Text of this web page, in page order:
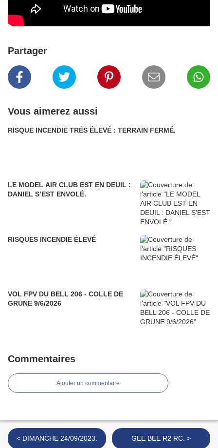
Partager
Vous aimerez aussi
RISQUE INCENDIE TRÉS ÉLEVÉ : TERRAIN FERMÉ.
LE MODEL AIR CLUB EST EN DEUIL :
DANIEL S’EST ENVOLÉ.
RISQUES INCENDIE ÉLEVÉ
VOL FPV DU BELL 206 - COLLE DE
GRUNE 9/6/2026
Commentaires
Ajouter un commentaire
< DIMANCHE 24/09/2023. GEE BEE R2 RC. >